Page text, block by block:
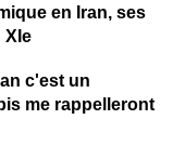
en Iran, ses
XIe
c'est un
me rappelleront